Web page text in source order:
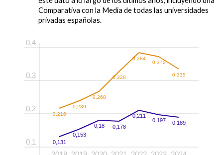
Comparativa con la Media de todas las universidades
privadas españolas.
0,1
0,2
0,3
0,4
0,216
0,239
0,268
0,328
0,384
0,372
0,335
0,131
0,153
0,18 0,178
0,211
0,197 0,189